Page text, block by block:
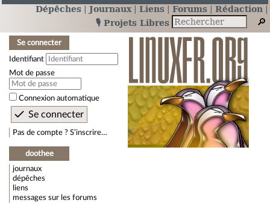
Dépêches Journaux Liens Forums
Rédaction
🎙️ Projets Libres
Se connecter
Identifiant
Mot de passe
Connexion automatique
Pas de compte ? S’inscrire…
doothee
journaux
dépêches
liens
messages sur les forums